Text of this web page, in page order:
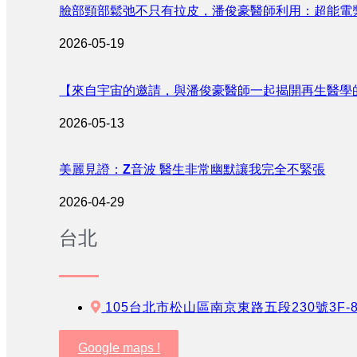
臉部頸部鬆弛不只有拉皮，潘俊豪醫師利用：超能
2026-05-19
【來自宇宙的邀請，與潘俊豪醫師一起揭開再生醫學
2026-05-13
美麗見證：Z音波 醫生非常幽默讓我完全不緊張
2026-04-29
台北
105台北市松山區南京東路五段230號
Google maps !